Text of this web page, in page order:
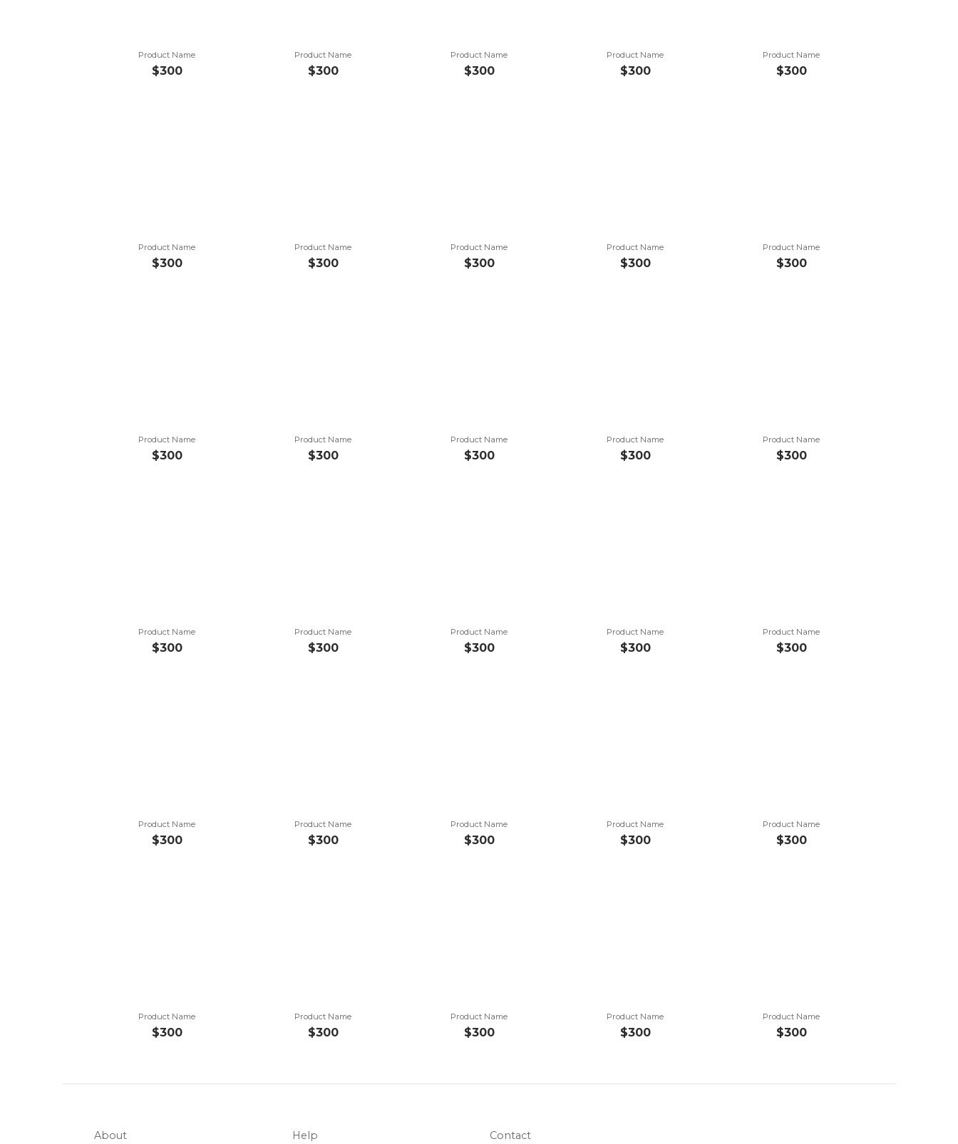
Product Name
$300
Product Name
$300
Product Name
$300
Product Name
$300
Product Name
$300
Product Name
$300
Product Name
$300
Product Name
$300
Product Name
$300
Product Name
$300
Product Name
$300
Product Name
$300
Product Name
$300
Product Name
$300
Product Name
$300
Product Name
$300
Product Name
$300
Product Name
$300
Product Name
$300
Product Name
$300
Product Name
$300
Product Name
$300
Product Name
$300
Product Name
$300
Product Name
$300
Product Name
$300
Product Name
$300
Product Name
$300
Product Name
$300
Product Name
$300
About Help Contact